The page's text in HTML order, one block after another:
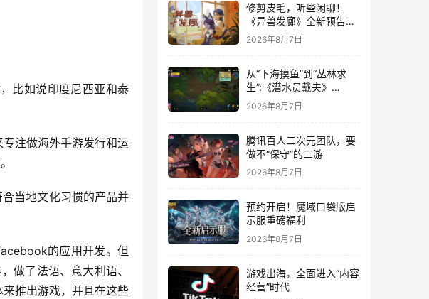
比如说印度尼西亚和泰
注做海外手游发行和运
当地文化习惯的产品并
的应用开发。但
做了法语、意大利语、
推出游戏，并且在这些
修剪皮毛，听些闲聊！
《异兽发廊》全新预告与
Steam免费试玩公开
2026年8月7日
从“下海摸鱼”到“丛林求
生”:《潜水员戴夫》
DLC《丛林》移动端定档
8月14日
2026年8月7日
腾讯百人二次元团队，要
做不“保守”的二游
2026年8月7日
预约开启！魔域口袋版启
示服重磅福利
2026年8月7日
游戏出海，全面进入“内容
经营”时代